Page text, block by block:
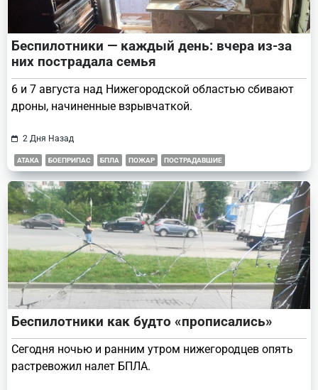
Беспилотники — каждый день: вчера из-за
них пострадала семья
6 и 7 августа над Нижегородской областью сбивают
дроны, начиненные взрывчаткой.
2 Дня Назад
АТАКА БОЕПРИПАС БПЛА ПОЖАР ПОСТРАДАВШИЕ
Беспилотники как будто «прописались»
Сегодня ночью и ранним утром нижегородцев опять
растревожил налет БПЛА.